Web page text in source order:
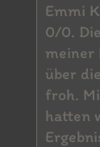
Emmi
0/0.
meiner
über
froh.
hatten